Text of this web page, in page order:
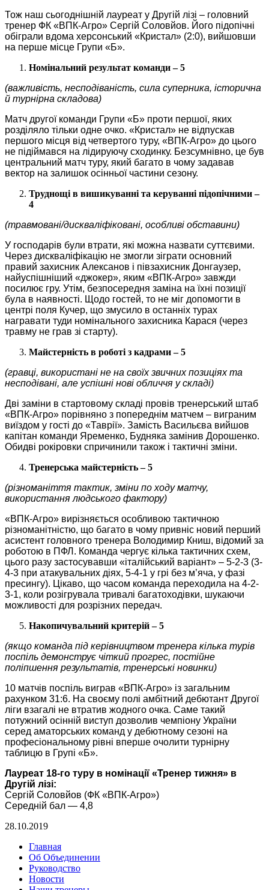
Тож наш сьогоднішній лауреат у Другій лізі – головний
тренер ФК «ВПК-Агро» Сергій Соловйов. Його підопічні
обіграли вдома херсонський «Кристал» (2:0), вийшовши
на перше місце Групи «Б».
Номінальний результат команди – 5
(важливість, несподіваність, сила суперника, історична
й турнірна складова)
Матч другої команди Групи «Б» проти першої, яких
розділяло тільки одне очко. «Кристал» не відпускав
першого місця від четвертого туру, «ВПК-Агро» до цього
не підіймався на лідируючу сходинку. Безсумнівно, це був
центральний матч туру, який багато в чому задавав
вектор на залишок осінньої частини сезону.
Труднощі в вишикуванні та керуванні підопічними –
4
(травмовані/дискваліфіковані, особливі обставини)
У господарів були втрати, які можна назвати суттєвими.
Через дискваліфікацію не змогли зіграти основний
правий захисник Алексанов і півзахисник Донгаузер,
найуспішніший «джокер», яким «ВПК-Агро» завжди
посилює гру. Утім, безпосередня заміна на їхні позиції
була в наявності. Щодо гостей, то не міг допомогти в
центрі поля Кучер, що змусило в останніх турах
награвати туди номінального захисника Карася (через
травму не грав зі старту).
Майстерність в роботі з кадрами – 5
(гравці, використані не на своїх звичних позиціях та
несподівані, але успішні нові обличчя у складі)
Дві заміни в стартовому складі провів тренерський штаб
«ВПК-Агро» порівняно з попереднім матчем – виграним
виїздом у гості до «Таврії». Замість Васильєва вийшов
капітан команди Яременко, Будняка замінив Дорошенко.
Обидві рокіровки спричинили також і тактичні зміни.
Тренерська майстерність – 5
(різноманіття тактик, зміни по ходу матчу,
використання людського фактору)
«ВПК-Агро» вирізняється особливою тактичною
різноманітністю, що багато в чому привніс новий перший
асистент головного тренера Володимир Книш, відомий за
роботою в ПФЛ. Команда чергує кілька тактичних схем,
цього разу застосувавши «італійський варіант» – 5-2-3 (3-
4-3 при атакувальних діях, 5-4-1 у грі без м’яча, у фазі
пресингу). Цікаво, що часом команда переходила на 4-2-
3-1, коли розігрувала тривалі багатоходівки, шукаючи
можливості для розрізних передач.
Накопичувальний критерій – 5
(якщо команда під керівництвом тренера кілька турів
поспіль демонструє чіткий прогрес, постійне
поліпшення результатів, тренерські новинки)
10 матчів поспіль виграв «ВПК-Агро» із загальним
рахунком 31:6. На своєму полі амбітний дебютант Другої
ліги взагалі не втратив жодного очка. Саме такий
потужний осінній виступ дозволив чемпіону України
серед аматорських команд у дебютному сезоні на
професіональному рівні вперше очолити турнірну
таблицю в Групі «Б».
Лауреат 18-го туру в номінації «Тренер тижня» в
Другій лізі:
Сергій Соловйов (ФК «ВПК-Агро»)
Середній бал — 4,8
28.10.2019
Главная
Об Объединении
Руководство
Новости